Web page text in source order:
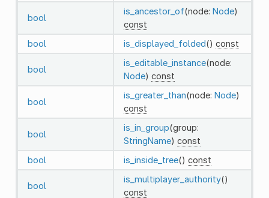
bool
is_ancestor_of(node: Node)
const
bool
is_displayed_folded() const
bool
is_editable_instance(node:
Node) const
bool
is_greater_than(node: Node)
const
bool
is_in_group(group:
StringName) const
bool
is_inside_tree() const
bool
is_multiplayer_authority()
const